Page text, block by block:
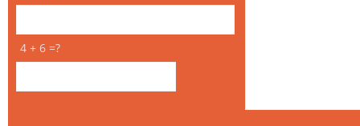
4 + 6 =?